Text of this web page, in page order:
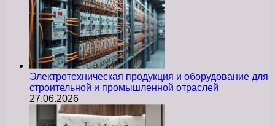
Электротехническая продукция и оборудование для
строительной и промышленной отраслей
27.06.2026